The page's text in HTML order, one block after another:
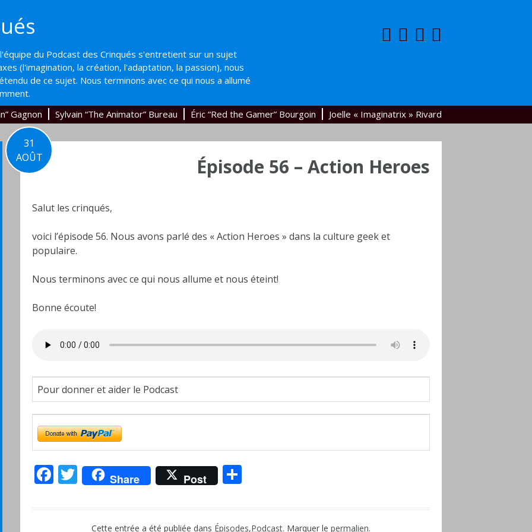
du Podcast des Crinqués s'entretient sur un sujet
(l'imagination, la création, l'adaptation, la passion), nous
de ce sujet. Nous terminons avec ce qui nous a allumé
Gagnon
Sylvain “The Animator” Bureau Éric “Red the Gamer” Bourgoin Joelle « Imaginatrix » Rivard
31
AOÛT
Épisode 56 – Action Heroes
Salut les crinqués,
voici l’épisode 56. Nous avons parlé des « Action Heroes » dans la culture geek et
populaire.
Nous terminons avec ce qui nous allume et nous éteint!
Bonne écoute!
Pour donner et aider le Podcast
Facebook
Twitter
Share Post
Cette entrée a été publiée dans Épisodes,Podcast. Marquer le permalien.